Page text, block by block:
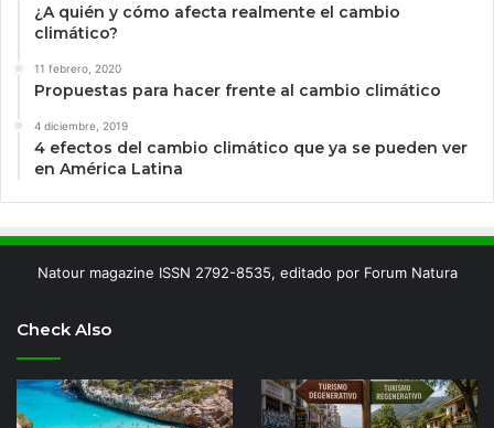
¿A quién y cómo afecta realmente el cambio
climático?
11 febrero, 2020
Propuestas para hacer frente al cambio climático
4 diciembre, 2019
4 efectos del cambio climático que ya se pueden ver
en América Latina
Natour magazine ISSN 2792-8535, editado por Forum Natura
Check Also